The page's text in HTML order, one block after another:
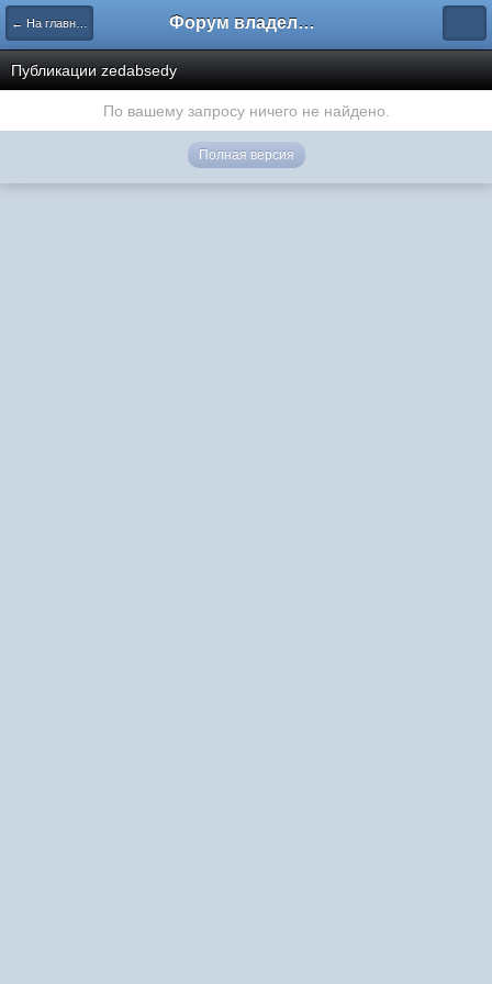
← На главную Форум владельцев интернет-магазинов
Публикации zedabsedy
По вашему запросу ничего не найдено.
Полная версия